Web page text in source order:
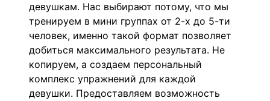
девушкам. Нас выбирают потому, что мы
тренируем в мини группах от 2-х до 5-ти
человек, именно такой формат позволяет
добиться максимального результата. Не
копируем, а создаем персональный
комплекс упражнений для каждой
девушки. Предоставляем возможность